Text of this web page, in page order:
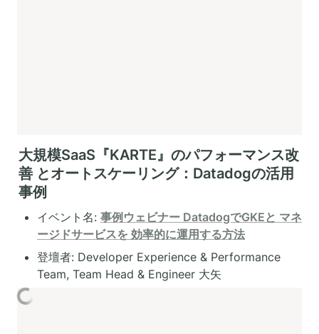
大規模SaaS『KARTE』のパフォーマンス改
善 とオートスケーリング：Datadogの活用
事例
イベント名: 事例ウェビナー DatadogでGKEと マネ
ージドサービスを 効率的に運用する方法
登壇者: Developer Experience & Performance
Team, Team Head & Engineer 大矢